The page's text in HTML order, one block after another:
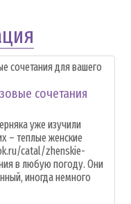
сочетания
уже изучили
– теплые женские
catal/zhenskie-
в любую погоду. Они
иногда немного